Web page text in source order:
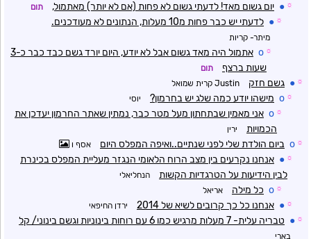
☼
● יום גשום מאד! לדעתי גשום לא פחות (אם לא יותר) מאתמול, תום
☼
● לדעתי יש כבר פחות מ10 מעלות, הנתונים לא מעודכנים.
מיתר- קריות
☼
o
אתמול היה מאד גשום אבל לא יודע, היום יורד גשם כבד כבר כ-3
שעות ברצף
תום
☼
● גשם חזק Justin קרית שמואל
☼
o מישהו יודע כמה שלג יש בחרמון? יוסי
☼
o אני מאמין שבתחתון מעל מטר כבר, נמתין שאתר החרמון יעדכן את
הכמויות
ירין
☼
o ביום הולדת שלי לפני שנתיים..ואיפה המפלס היום אסף ו
☼
● אנחנו נקרעים בין מצב הרוח הלאומי הנגזר מעליית המפלס בכינרת
לבין הידיעות על הטרגדיות הקשות
הנחליאלי
☼
o כל מילה אריאל
☼
● אנחנו כל כך קרובים לשיא של 2014 ירדן החיפאי
☼
● טבריה עלית- 7 מעלות מרגיש כמו 6 עם רוחות בינוניות וגשם בינוני/ קל
בארי